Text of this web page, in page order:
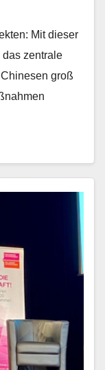
Mit dieser
zentrale
groß